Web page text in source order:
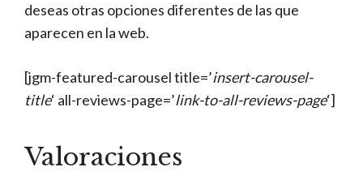
deseas otras opciones diferentes de las que
aparecen en la web.
[jgm-featured-carousel title=’insert-carousel-
title‘ all-reviews-page=’link-to-all-reviews-page‘]
Valoraciones